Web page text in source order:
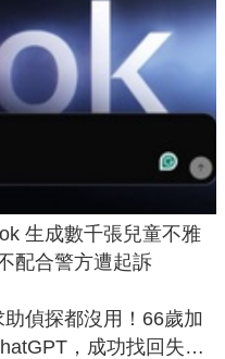
生成數千張兒童不雅
配合警方遭起訴
偵探都沒用！66歲加
，成功找回失散